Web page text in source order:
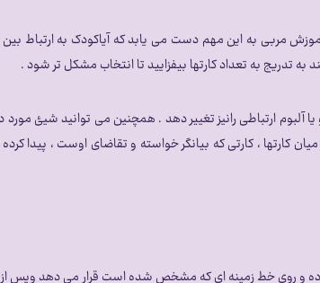
مربی در مراحل چندگانه آموزش مربی به این مهم دست می یابد که آیاکودک به
به تدریج به تعداد کارتها بیفزایید تا انتخاب مشکل تر شود .
تابلو و یا آلبوم ارتباطی رانیز تغییر دهد . همچنین می توانید شیئ
کارتها ، کارتی که بیانگر خواسته و تقاضای اوست ، پیدا
و روی خط زمینه ای که مشخص شده است قرار می دهد وپس از آن